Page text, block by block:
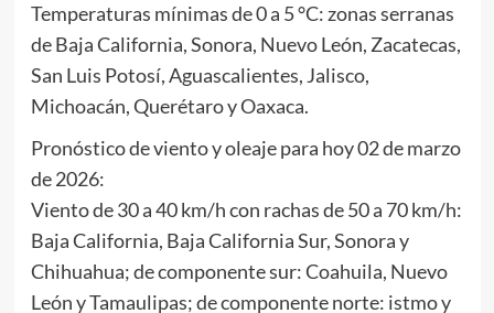
Temperaturas mínimas de 0 a 5 °C: zonas serranas
de Baja California, Sonora, Nuevo León, Zacatecas,
San Luis Potosí, Aguascalientes, Jalisco,
Michoacán, Querétaro y Oaxaca.
Pronóstico de viento y oleaje para hoy 02 de marzo
de 2026:
Viento de 30 a 40 km/h con rachas de 50 a 70 km/h:
Baja California, Baja California Sur, Sonora y
Chihuahua; de componente sur: Coahuila, Nuevo
León y Tamaulipas; de componente norte: istmo y